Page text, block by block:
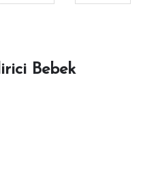
Bebek